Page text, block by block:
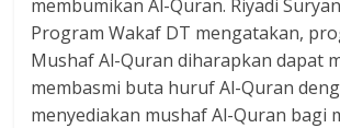
membumikan Al-Quran. Riyadi
Program Wakaf DT mengatakan,
Mushaf Al-Quran diharapkan dapat
membasmi buta huruf Al-Quran
menyediakan mushaf Al-Quran bagi